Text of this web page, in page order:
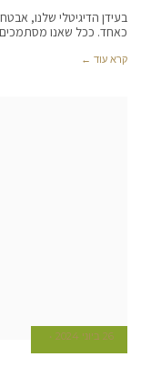
בעידן הדיגיטלי שלנו,
כאחד. ככל שאנו מסתמכים
קרא עוד ←
26 ביוני 2024